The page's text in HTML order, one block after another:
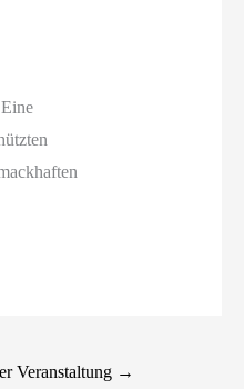
Veranstaltung →